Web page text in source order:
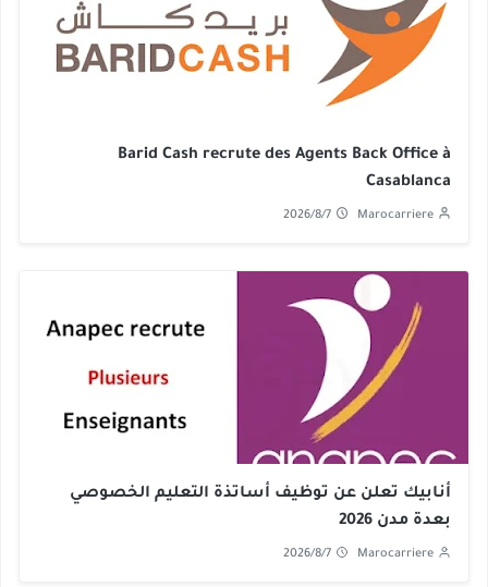
Barid Cash recrute des Agents Back Office à
Casablanca
Marocarriere
2026/8/7
أنابيك تعلن عن توظيف أساتذة التعليم الخصوصي
بعدة مدن 2026
Marocarriere
2026/8/7